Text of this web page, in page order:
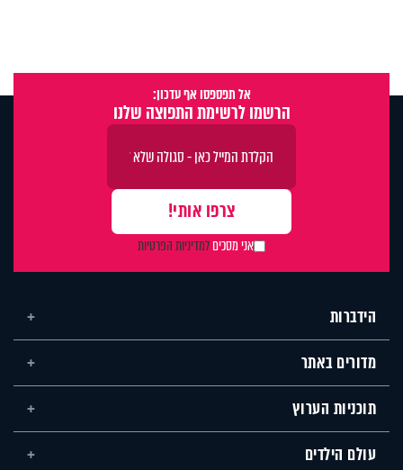
אל תפספסו אף עדכון:
הרשמו לרשימת התפוצה שלנו
אני מסכיםלמדיניות הפרטיות
הידברות
מדורים באתר
תוכניות הערוץ
עולם הילדים